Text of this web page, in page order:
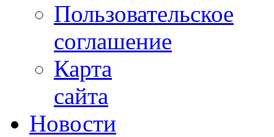
Пользовательское
соглашение
Карта
сайта
Новости